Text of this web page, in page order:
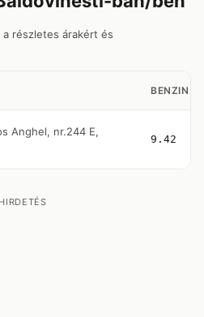
részletes árakért és
BENZIN
Anghel, nr.244 E,
9.42
HIRDETÉS